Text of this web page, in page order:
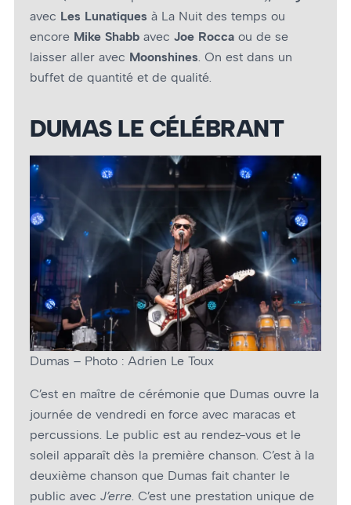
avec Les Lunatiques à La Nuit des temps ou
encore Mike Shabb avec Joe Rocca ou de se
laisser aller avec Moonshines. On est dans un
buffet de quantité et de qualité.
DUMAS LE CÉLÉBRANT
Dumas – Photo : Adrien Le Toux
C’est en maître de cérémonie que Dumas ouvre la
journée de vendredi en force avec maracas et
percussions. Le public est au rendez-vous et le
soleil apparaît dès la première chanson. C’est à la
deuxième chanson que Dumas fait chanter le
public avec J’erre. C’est une prestation unique de